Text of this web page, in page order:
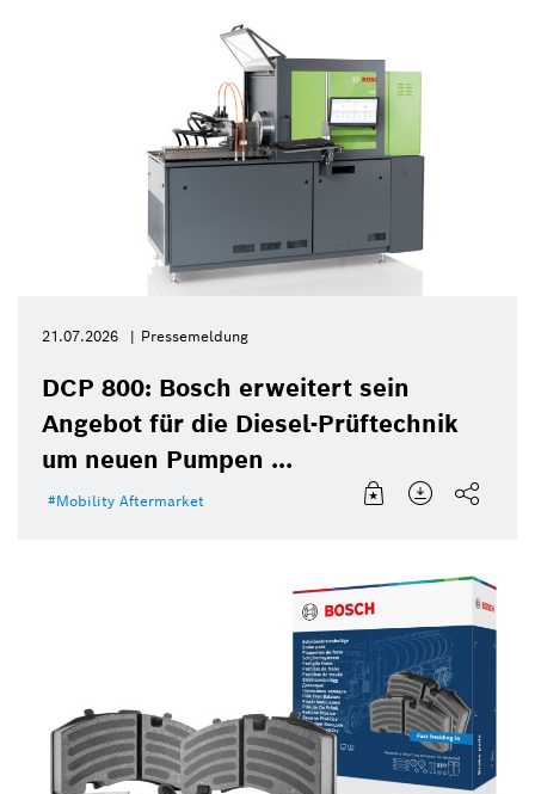
21.07.2026 Pressemeldung
DCP 800: Bosch erweitert sein
Angebot für die Diesel-Prüftechnik
um neuen Pumpen ...
Mobility Aftermarket